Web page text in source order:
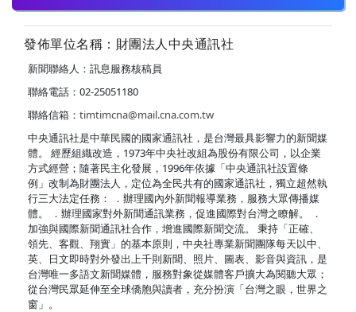
發佈單位名稱：財團法人中央通訊社
新聞聯絡人：訊息服務核稿員
聯絡電話：02-25051180
聯絡信箱： timtimcna@mail.cna.com.tw
中央通訊社是中華民國的國家通訊社，是台灣最具影響力的新聞媒
體。 經歷組織改造，1973年中央社改組為股份有限公司，以企業
方式經營；隨著民主化發展，1996年依據「中央通訊社設置條
例」改制為財團法人，定位為全民共有的國家通訊社，獨立超然執
行三大法定任務： ．辦理國內外新聞報導業務，服務大眾傳播媒
體。 ．辦理國家對外新聞通訊業務，促進國際對台灣之瞭解。 ．
加強與國際新聞通訊社合作，增進國際新聞交流。 秉持「正確、
領先、客觀、翔實」的基本原則，中央社專業新聞團隊每天以中、
英、日文即時對外發出上千則新聞、照片、圖表、影音與資訊，是
台灣唯一多語文新聞媒體，服務對象從媒體客戶擴大為閱聽大眾；
從台灣民眾延伸至全球僑胞與讀者，充分扮演「台灣之眼，世界之
窗」。